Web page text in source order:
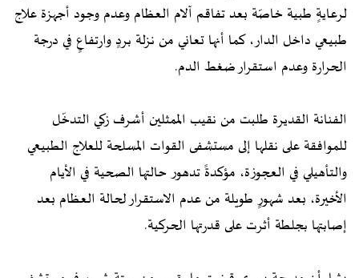
لرعايةٍ طبية خاصّة بعد تفاقم آلام العظام وعدم وجود أجهزة علاج
طبيعي داخل الدار، كما أنها تعاني من نزلة بردٍ وارتفاعٍ في درجة
الحرارة وعدم استقرار ضغط الدم.
الفنانة القديرة طلبت من نقيب الممثلين أشرف زكي التدخّل
للموافقة على نقلها إلى مستشفى القوات المسلحة للعلاج الطبيعي
والتأهيلي في العجوزة، مؤكدةً تدهور حالتها الصحية في الأيام
الأخيرة، بعد شهورٍ طويلة من عدم الاستقرار لحالة العظام بعد
إصابتها بجلطة أثرت على قدرتها الحركية.